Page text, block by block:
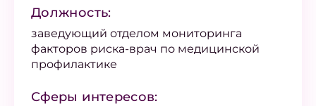
Должность:
заведующий отделом мониторинга
факторов риска-врач по медицинской
профилактике
Сферы интересов: